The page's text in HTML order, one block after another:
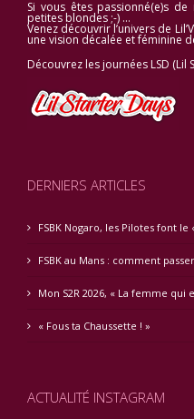
Si vous êtes passionné(e)s
petites blondes ;-) …
Venez découvrir l’univers de
une vision décalée et féminine
Découvrez les journées LSD (Lil
DERNIERS ARTICLES
FSBK Nogaro, les Pilotes font le
FSBK au Mans : comment
Mon S2R 2026, « La femme qui
« Fous ta Chaussette ! »
ACTUALITÉ INSTAGRAM